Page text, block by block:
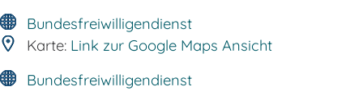
Bundesfreiwilligendienst
Karte: Link zur Google Maps Ansicht
Bundesfreiwilligendienst